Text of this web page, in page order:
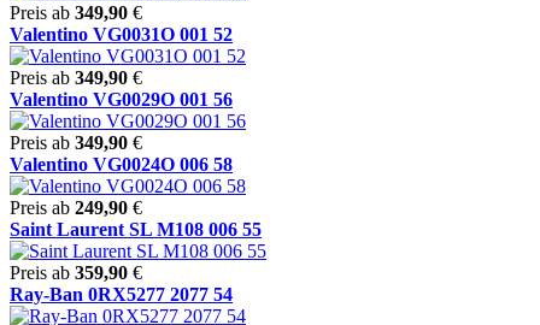
Preis ab 349,90 €
Valentino VG0031O 001 52
Preis ab 349,90 €
Valentino VG0029O 001 56
Preis ab 349,90 €
Valentino VG0024O 006 58
Preis ab 249,90 €
Saint Laurent SL M108 006 55
Preis ab 359,90 €
Ray-Ban 0RX5277 2077 54